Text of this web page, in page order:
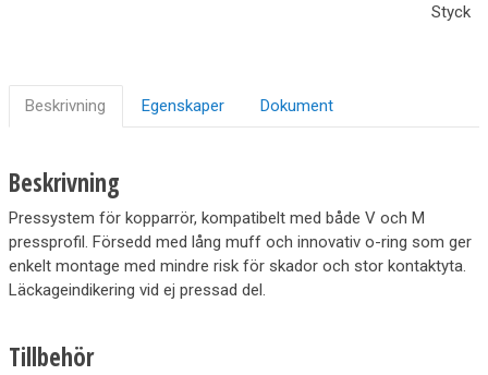
Styck
Beskrivning Egenskaper Dokument
Beskrivning
Pressystem för kopparrör, kompatibelt med både V och M
pressprofil. Försedd med lång muff och innovativ o-ring som ger
enkelt montage med mindre risk för skador och stor kontaktyta.
Läckageindikering vid ej pressad del.
Tillbehör